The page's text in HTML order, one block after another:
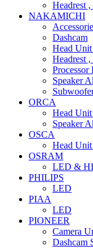
Headrest
NAKAMICHI
Dashcam
Head
Headrest
Speaker
ORCA
Head
Speaker
OSCA
Head
OSRAM
LED &
PHILIPS
LED
PIAA
LED
PIONEER
Camera
Dashcam